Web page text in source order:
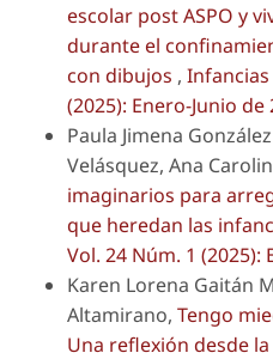
escolar post ASPO y
durante el
con dibujos , Infancias
(2025): Enero-Junio de
Paula Jimena
Velásquez, Ana
imaginarios para
que heredan las
Vol. 24 Núm. 1 (2025):
Karen Lorena Gaitán
Altamirano, Tengo
Una reflexión desde